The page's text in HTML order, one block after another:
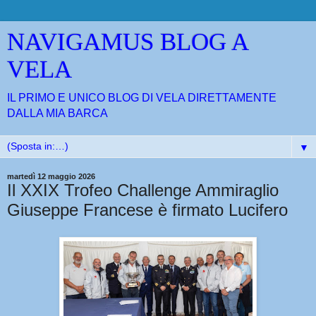
NAVIGAMUS BLOG A
VELA
IL PRIMO E UNICO BLOG DI VELA DIRETTAMENTE
DALLA MIA BARCA
▼
martedì 12 maggio 2026
Il XXIX Trofeo Challenge Ammiraglio
Giuseppe Francese è firmato Lucifero